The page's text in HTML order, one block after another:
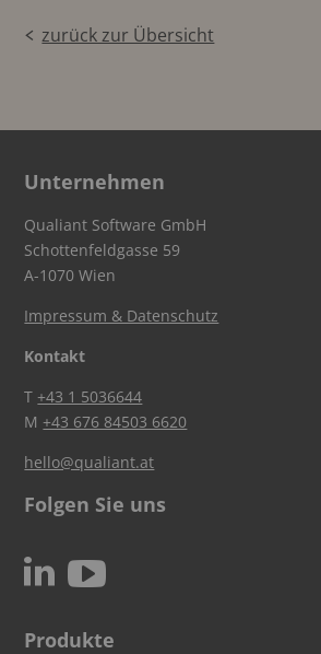
zurück zur Übersicht
Unternehmen
Qualiant Software GmbH
Schottenfeldgasse 59
A-1070 Wien
Impressum & Datenschutz
Kontakt
T+43 1 5036644
M+43 676 84503 6620
hello@qualiant.at
Folgen Sie uns
N c
Produkte